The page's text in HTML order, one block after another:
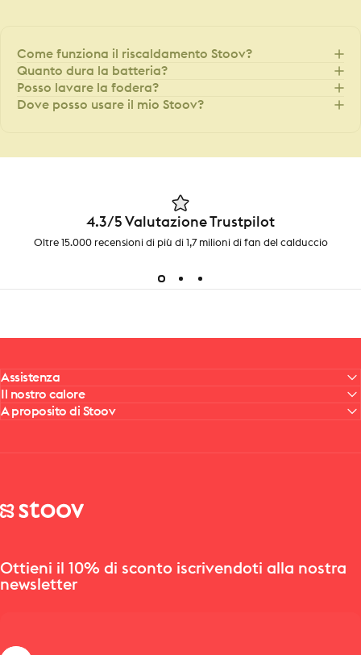
Come funziona il riscaldamento Stoov?
Quanto dura la batteria?
Posso lavare la fodera?
Dove posso usare il mio Stoov?
4.3/5 Valutazione Trustpilot
Oltre 15.000 recensioni di più di 1,7 milioni di fan del calduccio
Assistenza
Il nostro calore
A proposito di Stoov
Stoov® | Cordless Heated Cushions & Blankets
Ottieni il 10% di sconto iscrivendoti alla nostra
newsletter